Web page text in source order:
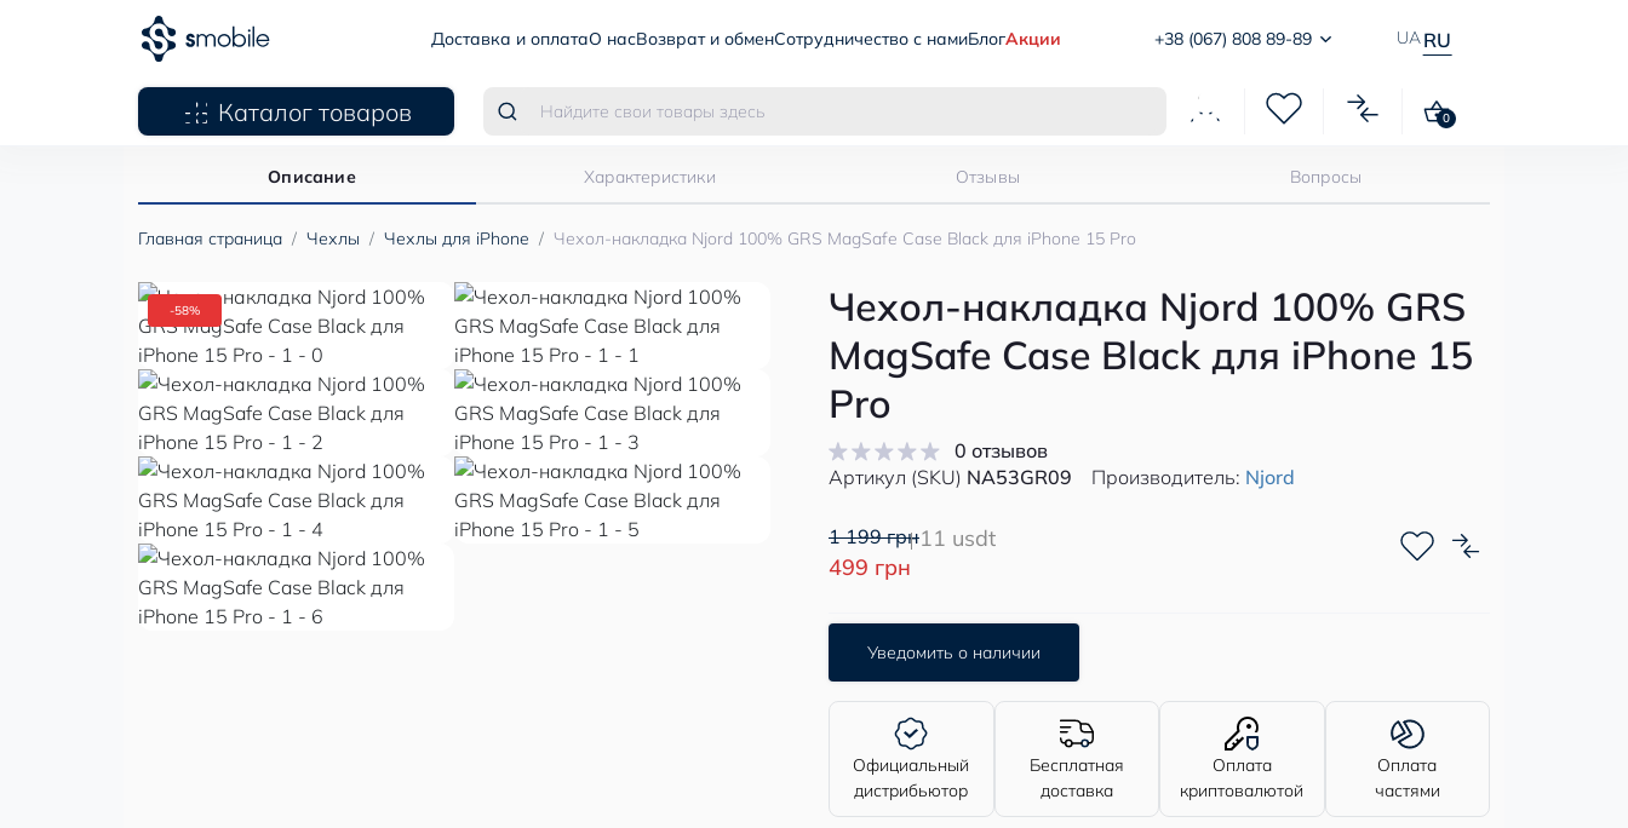
Доставка и оплатаО насВозврат и обменСотрудничество с намиБлогАкции +38 (067) 808 89-89 UA RU
Каталог товаров 0
Главная страница Чехлы Чехлы для iPhone Чехол-накладка Njord 100% GRS MagSafe Case Black для iPhone 15 Pro
Описание Характеристики Отзывы Вопросы
-58%
Чехол-накладка Njord 100% GRS
MagSafe Case Black для iPhone 15
Pro
0 отзывов
Артикул (SKU) NA53GR09 Производитель: Njord
1 199 грн
499 грн
11 usdt
Уведомить о наличии
Официальный
дистрибьютор
Бесплатная
доставка
Оплата
криптовалютой
Оплата
частями